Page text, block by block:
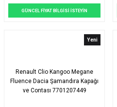
GÜNCEL FİYAT BİLGİSİ İSTEYİN
Yeni
Renault Clio Kangoo Megane
Fluence Dacia Şamandıra Kapağı
ve Contası 7701207449